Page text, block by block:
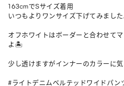
163cmでSサイズ着用
いつもよりワンサイズ下げてみました
オフホワイトはボーダーと合わせて
よ🏝️
少し透けますがインナーのカラーに気
#ライトデニムベルテッドワイドパン